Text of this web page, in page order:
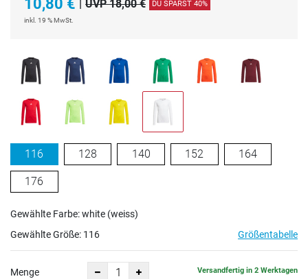
10,80 € | UVP 18,00 € DU SPARST 40%
inkl. 19 % MwSt.
116 128 140 152 164
176
Gewählte Farbe: white (weiss)
Gewählte Größe: 116 Größentabelle
Menge Versandfertig in 2 Werktagen